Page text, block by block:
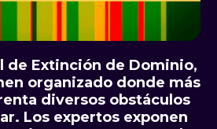
de Extinción de Dominio,
organizado donde más
diversos obstáculos
Los expertos exponen